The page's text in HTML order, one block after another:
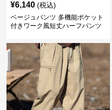
¥6,140 (税込)
ベージュパンツ 多機能ポケット
付きワーク風短丈ハーフパンツ